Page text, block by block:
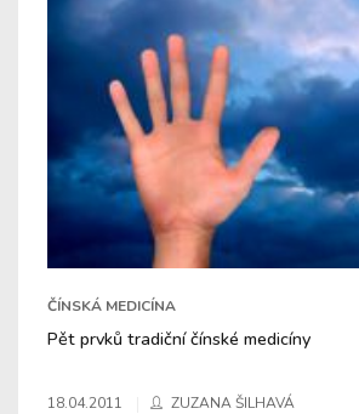
ČÍNSKÁ MEDICÍNA
Pět prvků tradiční čínské medicíny
18.04.2011 ZUZANA ŠILHAVÁ